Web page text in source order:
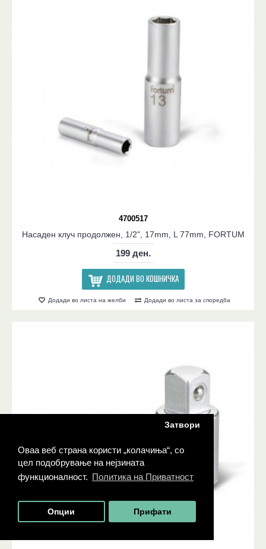
Оваа веб страна користи „колачиња“, со
цел подобрување на нејзината
функционалност. Политика на Приватност
Затвори
Опции Прифати
4700517
Насаден клуч продолжен, 1/2", 17mm, L 77mm, FORTUM
199 ден.
ДОДАДИ ВО КОШНИЧКА
Додади во листа на желби Додади во листа за споредба